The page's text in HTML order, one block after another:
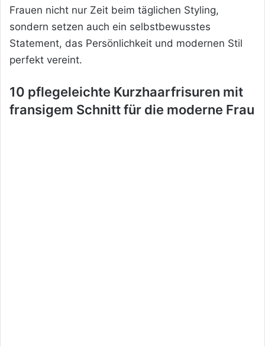
Frauen nicht nur Zeit beim täglichen Styling,
sondern setzen auch ein selbstbewusstes
Statement, das Persönlichkeit und modernen Stil
perfekt vereint.
10 pflegeleichte Kurzhaarfrisuren mit
fransigem Schnitt für die moderne Frau